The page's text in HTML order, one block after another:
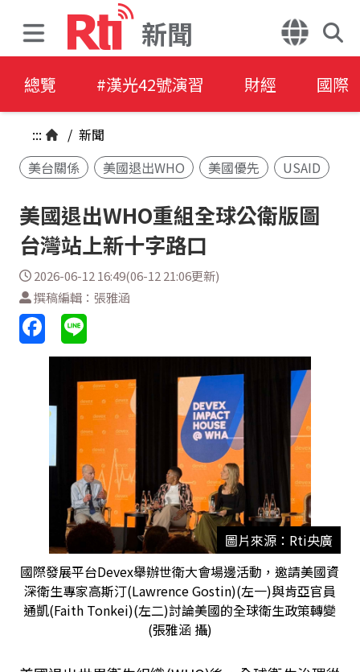
新聞
總覽 #漢光42號演習 財經 國際
::: / 新聞
美台關係
美國退出WHO 美國優先 USAID
美國退出WHO重組全球公衛版圖
台灣站上新十字路口
2026-06-12 16:49(06-12 21:06更新)
撰稿編輯：張雅涵
圖片來源：Rti央廣
國際發展平台Devex舉辦世衛大會場邊活動，邀請美國資
深衛生專家高斯汀(Lawrence Gostin)(左一)與肯亞官員
通凱(Faith Tonkei)(左二)討論美國的全球衛生政策轉變
(張雅涵 攝)